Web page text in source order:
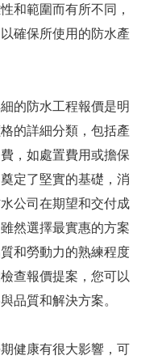
和範圍而有所不同，
確保所使用的防水產
的防水工程報價是明
的詳細分類，包括產
，如處置費用或擔保
定了堅實的基礎，消
公司在期望和交付成
然選擇最實惠的方案
和勞動力的熟練程度
查報價提案，您可以
品質和解決方案。
健康有很大影響，可